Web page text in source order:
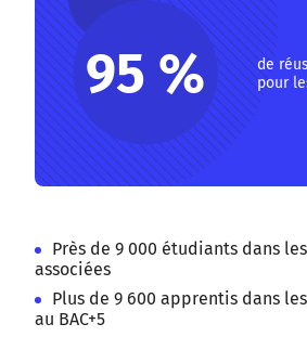
95 %
de
pour
Près de 9 000 étudiants dans
associées
Plus de 9 600 apprentis dans les
au BAC+5